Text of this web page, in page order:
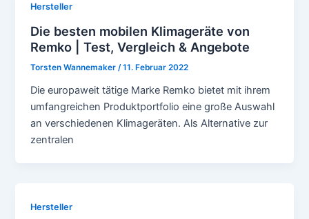
Hersteller
Die besten mobilen Klimageräte von
Remko | Test, Vergleich & Angebote
Torsten Wannemaker/11. Februar 2022
Die europaweit tätige Marke Remko bietet mit ihrem
umfangreichen Produktportfolio eine große Auswahl
an verschiedenen Klimageräten. Als Alternative zur
zentralen
Hersteller